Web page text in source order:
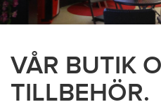
VÅR BUTIK
TILLBEHÖR.